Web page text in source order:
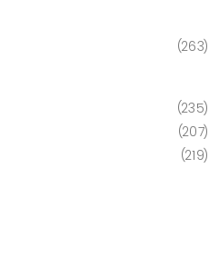
263
235
207
219